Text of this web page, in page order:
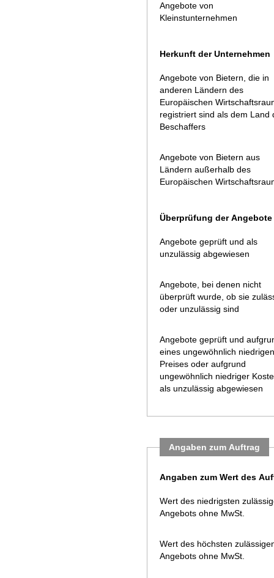
Angebote von
Kleinstunternehmen
Herkunft der Unternehmen
Angebote von Bietern, die in
anderen Ländern des
Europäischen
registriert sind als dem Land
Beschaffers
Angebote von Bietern aus
Ländern außerhalb des
Europäischen
Überprüfung der Angebote
Angebote geprüft und als
unzulässig abgewiesen
Angebote, bei denen nicht
überprüft wurde, ob sie
oder unzulässig sind
Angebote geprüft und
eines ungewöhnlich niedrigen
Preises oder aufgrund
ungewöhnlich niedriger
als unzulässig abgewiesen
Angaben zum Auftrag
Angaben zum Wert des
Wert des niedrigsten
Angebots ohne MwSt.
Wert des höchsten
Angebots ohne MwSt.